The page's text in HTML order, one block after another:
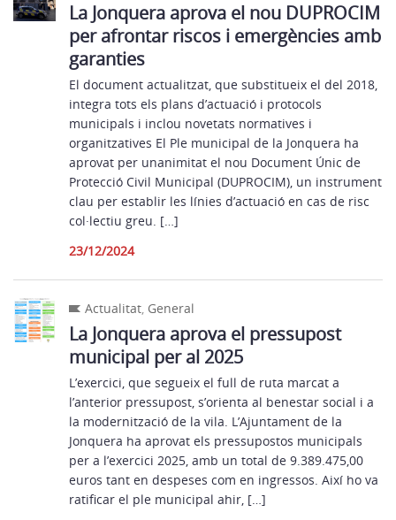
La Jonquera aprova el nou DUPROCIM
per afrontar riscos i emergències amb
garanties
El document actualitzat, que substitueix el del 2018,
integra tots els plans d’actuació i protocols
municipals i inclou novetats normatives i
organitzatives El Ple municipal de la Jonquera ha
aprovat per unanimitat el nou Document Únic de
Protecció Civil Municipal (DUPROCIM), un instrument
clau per establir les línies d’actuació en cas de risc
col·lectiu greu. […]
23/12/2024
Actualitat, General
La Jonquera aprova el pressupost
municipal per al 2025
L’exercici, que segueix el full de ruta marcat a
l’anterior pressupost, s’orienta al benestar social i a
la modernització de la vila. L’Ajuntament de la
Jonquera ha aprovat els pressupostos municipals
per a l’exercici 2025, amb un total de 9.389.475,00
euros tant en despeses com en ingressos. Així ho va
ratificar el ple municipal ahir, […]